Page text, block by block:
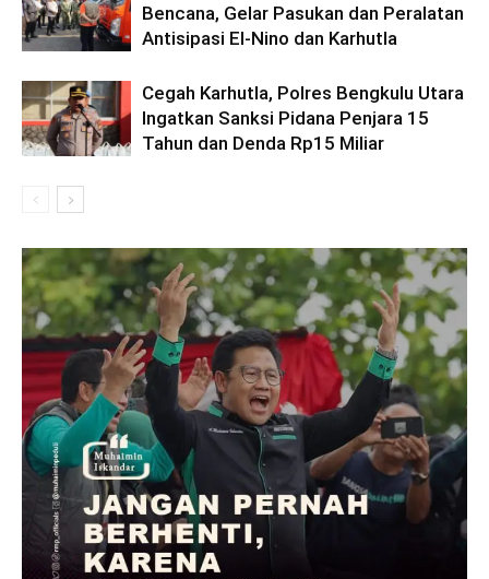
Bencana, Gelar Pasukan dan Peralatan
Antisipasi El-Nino dan Karhutla
Cegah Karhutla, Polres Bengkulu Utara
Ingatkan Sanksi Pidana Penjara 15
Tahun dan Denda Rp15 Miliar